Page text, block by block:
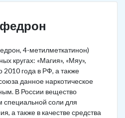
4-метилметкатинон)
кругах: «Магия», «Мяу»,
2010 года в РФ, а также
данное наркотическое
В России вещество
специальной соли для
а также в качестве средства